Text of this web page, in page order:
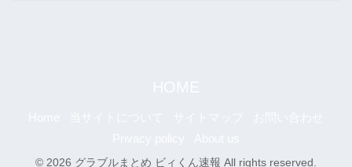
© 2026 グラブルまとめ ビィくん速報 All rights reserved.